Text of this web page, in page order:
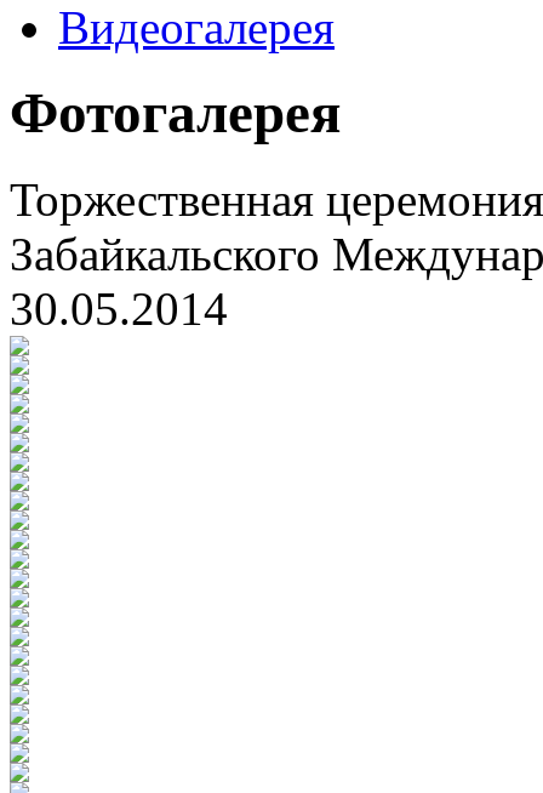
Видеогалерея
Фотогалерея
Торжественная
Забайкальского
30.05.2014